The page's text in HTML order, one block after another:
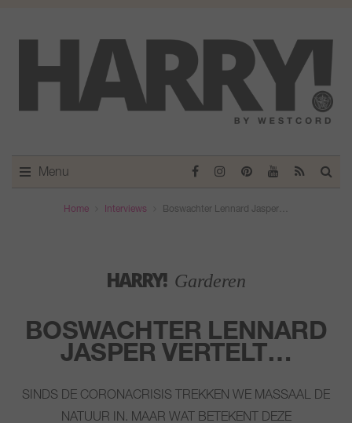
Menu
Home Interviews Boswachter Lennard Jasper…
HARRY! Garderen
BOSWACHTER LENNARD
JASPER VERTELT…
SINDS DE CORONACRISIS TREKKEN WE MASSAAL DE
NATUUR IN. MAAR WAT BETEKENT DEZE